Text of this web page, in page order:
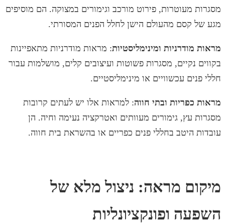
מסגרות מעוטרות, פירוט מורכב וגימורים במצוקה. הם מוסיפים
מגע של קסם מהעולם הישן לחלל הפנים המסורתי.
מראות מודרניות ומינימליסטיות: מראות מודרניות מתאפיינות
בקווים נקיים, מסגרות פשוטות ועיצובים קלים, מושלמות עבור
חללי פנים עכשוויים או מינימליסטיים.
מראות כפריות ובתי חווה: למראות אלו יש לעתים קרובות
מסגרות עץ, גימורים מעוותים ואטרקציה נעימה וחיה. הן
עובדות היטב בחללי פנים כפריים או בהשראת בית חווה.
מיקום מראה: ניצול מלא של
השפעה ופונקציונליות